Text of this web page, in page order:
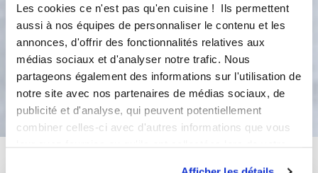
Les cookies ce n'est pas qu'en cuisine ! Ils permettent
aussi à nos équipes de personnaliser le contenu et les
annonces, d'offrir des fonctionnalités relatives aux
médias sociaux et d'analyser notre trafic. Nous
partageons également des informations sur l'utilisation de
notre site avec nos partenaires de médias sociaux, de
publicité et d'analyse, qui peuvent potentiellement
combiner celles-ci avec d'autres informations que vous
2 Étape 2
Bon appétit !